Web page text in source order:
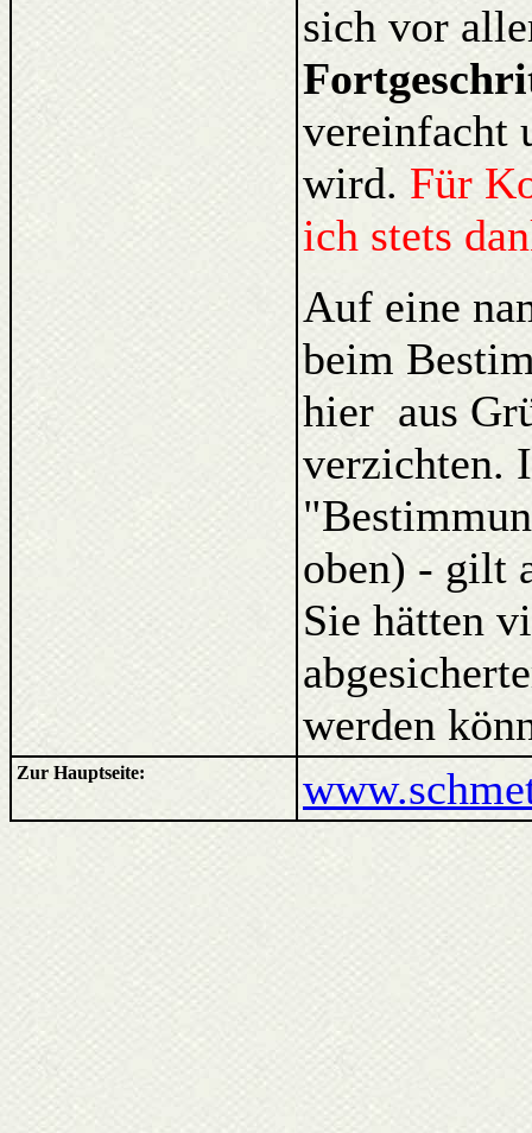
sich vor
vereinfacht
wird. Für
ich stets
Auf eine
beim
hier aus
verzichten.
oben) - gilt
Sie hätten
werden
Zur Hauptseite: